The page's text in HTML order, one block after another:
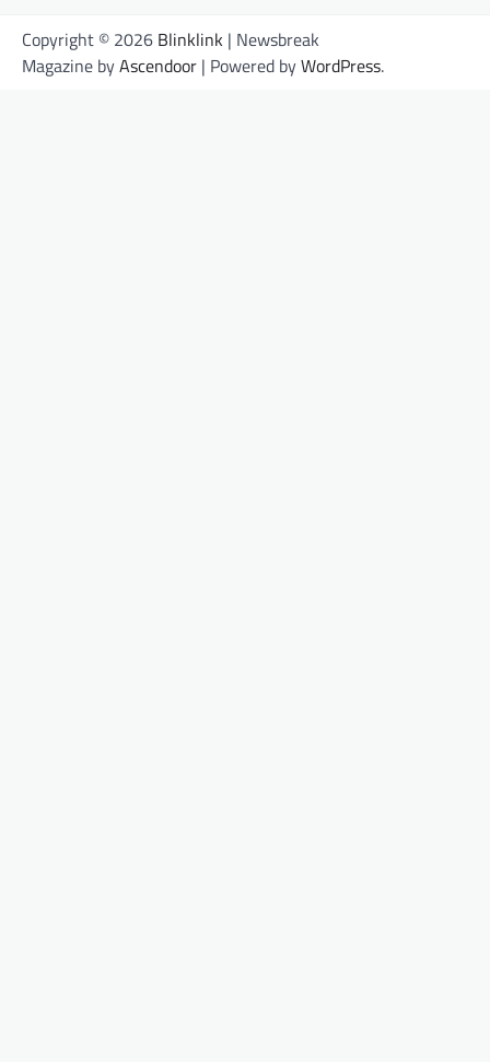
Copyright © 2026 Blinklink | Newsbreak
Magazine byAscendoor | Powered byWordPress.